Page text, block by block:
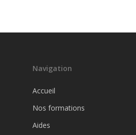
Navigation
Accueil
Nos formations
Aides